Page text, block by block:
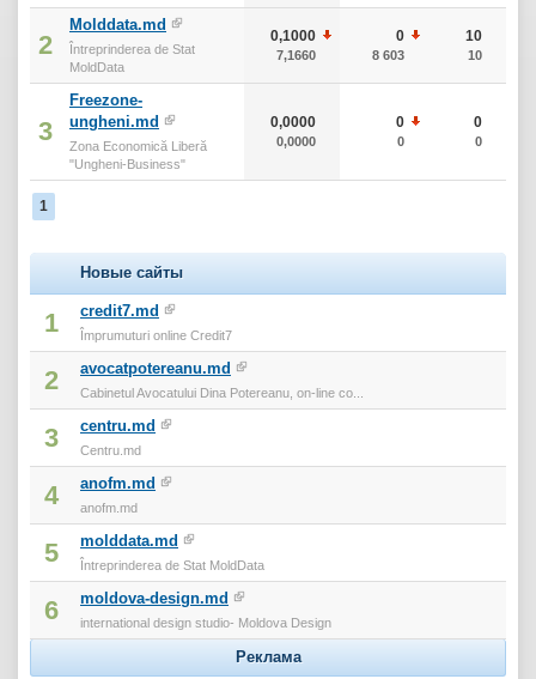
2
Molddata.md
Întreprinderea de Stat
MoldData
0,1000
7,1660
0
8 603
10
10
3
Freezone-
ungheni.md
Zona Economică Liberă
"Ungheni-Business"
0,0000
0,0000
0
0
0
0
1
Новые сайты
1 credit7.md
Împrumuturi online Credit7
2 avocatpotereanu.md
Cabinetul Avocatului Dina Potereanu, on-line co...
3 centru.md
Centru.md
4 anofm.md
anofm.md
5 molddata.md
Întreprinderea de Stat MoldData
6 moldova-design.md
international design studio- Moldova Design
Реклама